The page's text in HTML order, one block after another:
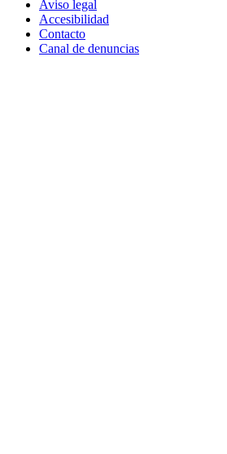
Aviso legal
Accesibilidad
Contacto
Canal de denuncias